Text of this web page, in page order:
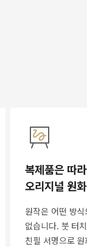
복제품은 따
오리지널 원
원작은 어떤 방
없습니다. 붓 터
친필 서명으로